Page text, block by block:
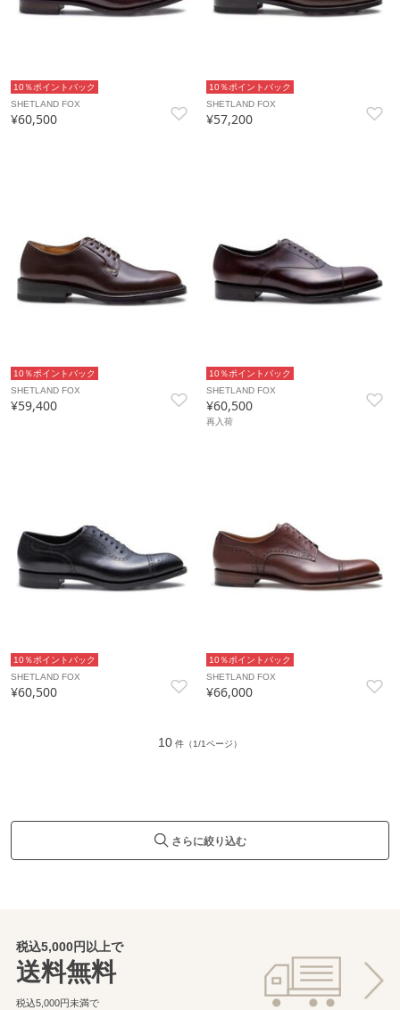
10％ポイントバック
SHETLAND FOX
¥60,500
10％ポイントバック
SHETLAND FOX
¥57,200
10％ポイントバック
SHETLAND FOX
¥59,400
10％ポイントバック
SHETLAND FOX
¥60,500
再入荷
10％ポイントバック
SHETLAND FOX
¥60,500
10％ポイントバック
SHETLAND FOX
¥66,000
10 件（1/1ページ）
さらに絞り込む
税込5,000円以上で
送料無料
税込5,000円未満で